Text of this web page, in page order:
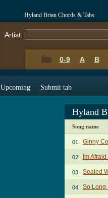
Hyland Brian Chords & Tabs
Artist:
0-9 A B
Upcoming Submit tab
Hyland
Song name
01. Ginny
02. Im
03. Sealed
04. So Long